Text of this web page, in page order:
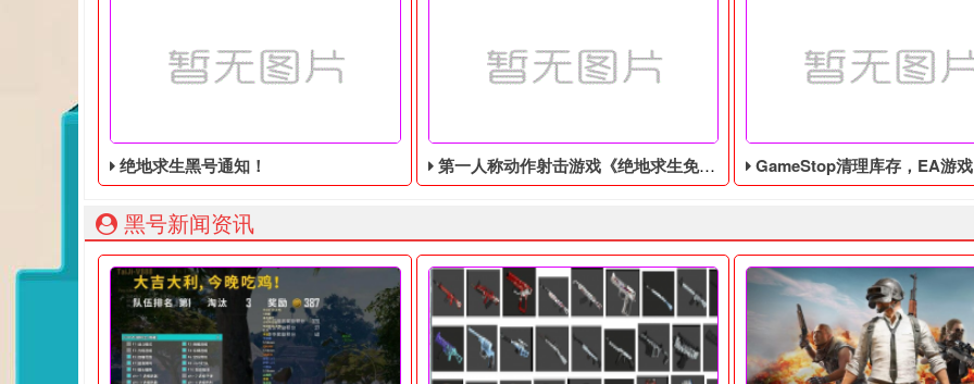
绝地求生黑号通知！ 第一人称动作射击游戏《绝地求生免费辅助》今日登陆主机平台 GameStop清理库存，EA游戏《圣歌》以1
黑号新闻资讯